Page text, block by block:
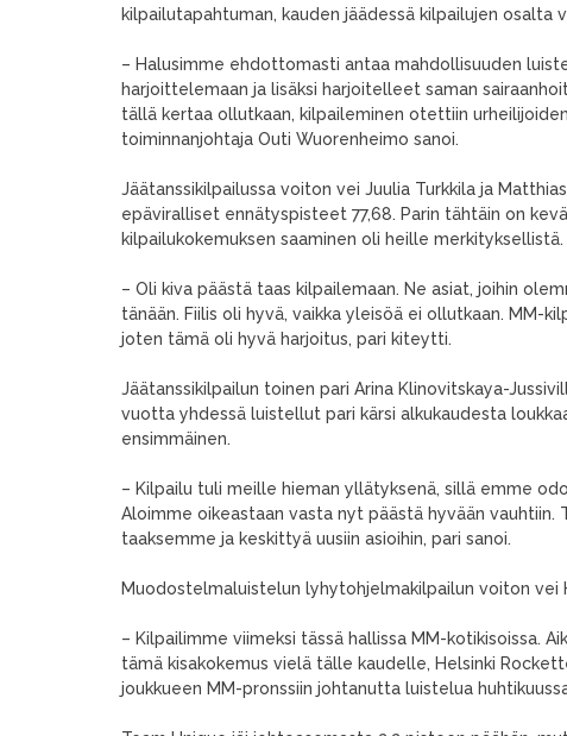
kilpailutapahtuman, kauden jäädessä kilpailujen osalta
– Halusimme ehdottomasti antaa mahdollisuuden
harjoittelemaan ja lisäksi harjoitelleet saman
tällä kertaa ollutkaan, kilpaileminen otettiin
toiminnanjohtaja Outi Wuorenheimo sanoi.
Jäätanssikilpailussa voiton vei Juulia Turkkila ja
epäviralliset ennätyspisteet 77,68. Parin tähtäin on
kilpailukokemuksen saaminen oli heille merkityksellistä.
– Oli kiva päästä taas kilpailemaan. Ne asiat, joihin
tänään. Fiilis oli hyvä, vaikka yleisöä ei ollutkaan. MM-
joten tämä oli hyvä harjoitus, pari kiteytti.
Jäätanssikilpailun toinen pari Arina Klinovitskaya-
vuotta yhdessä luistellut pari kärsi alkukaudesta
ensimmäinen.
– Kilpailu tuli meille hieman yllätyksenä, sillä emme
Aloimme oikeastaan vasta nyt päästä hyvään
taaksemme ja keskittyä uusiin asioihin, pari sanoi.
Muodostelmaluistelun lyhytohjelmakilpailun voiton vei
– Kilpailimme viimeksi tässä hallissa MM-kotikisoissa.
tämä kisakokemus vielä tälle kaudelle, Helsinki
joukkueen MM-pronssiin johtanutta luistelua